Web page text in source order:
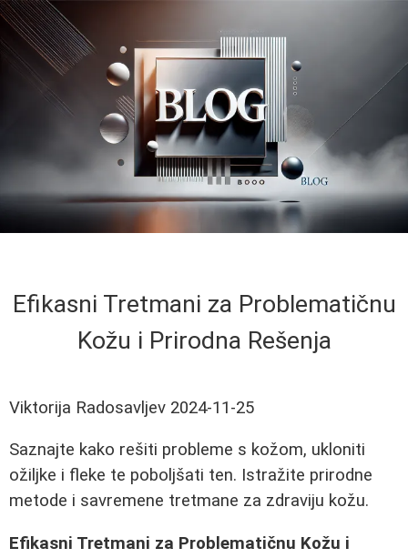
Efikasni Tretmani za Problematičnu
Kožu i Prirodna Rešenja
Viktorija Radosavljev 2024-11-25
Saznajte kako rešiti probleme s kožom, ukloniti
ožiljke i fleke te poboljšati ten. Istražite prirodne
metode i savremene tretmane za zdraviju kožu.
Efikasni Tretmani za Problematičnu Kožu i